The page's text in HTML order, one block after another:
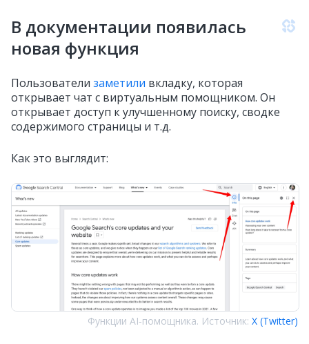
В документации появилась
новая функция
Пользователи заметили вкладку, которая
открывает чат с виртуальным помощником. Он
открывает доступ к улучшенному поиску, сводке
содержимого страницы и т.д.
Как это выглядит:
Функции AI‑помощника. Источник: X (Twitter)